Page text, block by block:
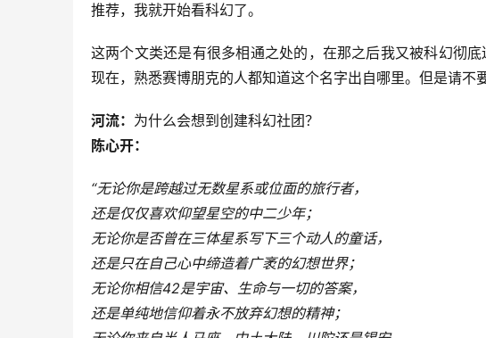
推荐，我就开始看科幻了。
这两个文类还是有很多相通之处的，在那之后我又被科幻彻
现在，熟悉赛博朋克的人都知道这个名字出自哪里。但是请不
河流： 为什么会想到创建科幻社团？
陈心开：
“无论你是跨越过无数星系或位面的旅行者，
还是仅仅喜欢仰望星空的中二少年；
无论你是否曾在三体星系写下三个动人的童话，
还是只在自己心中缔造着广袤的幻想世界；
无论你相信42是宇宙、生命与一切的答案，
还是单纯地信仰着永不放弃幻想的精神；